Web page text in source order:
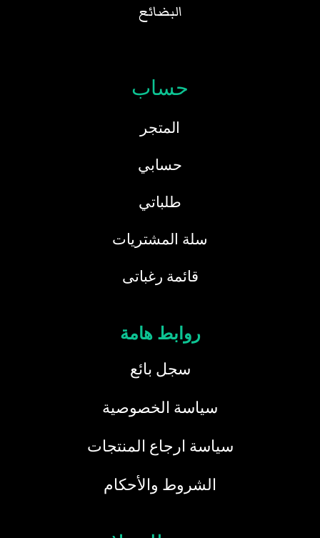
البضائع
حساب
المتجر
حسابي
طلباتي
سلة المشتريات
قائمة رغباتى
روابط هامة
سجل بائع
سياسة الخصوصية
سياسة ارجاع المنتجات
الشروط والأحكام